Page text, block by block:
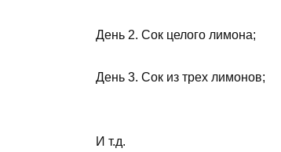
День 2. Сок целого лимона;
День 3. Сок из трех лимонов;
И т.д.